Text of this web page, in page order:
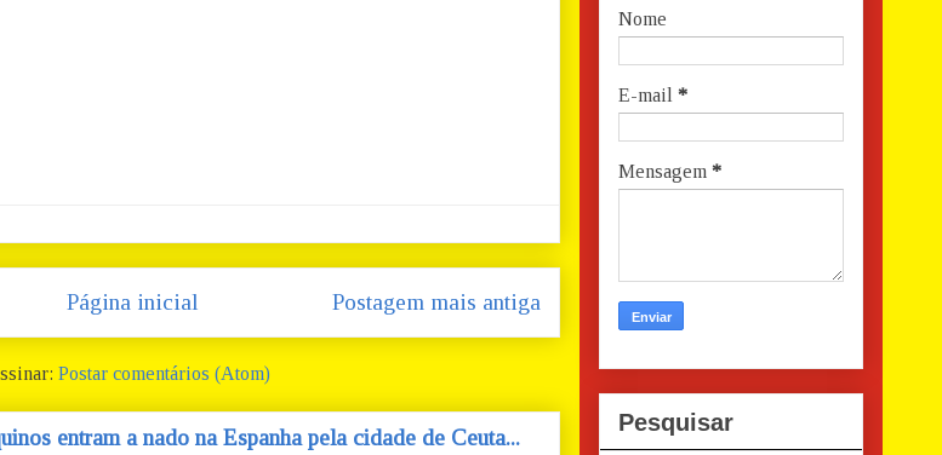
Postagem mais antiga
Página inicial
Postar comentários (Atom)
entram a nado na Espanha pela cidade de Ceuta...
Nome
E-mail *
Mensagem *
Pesquisar